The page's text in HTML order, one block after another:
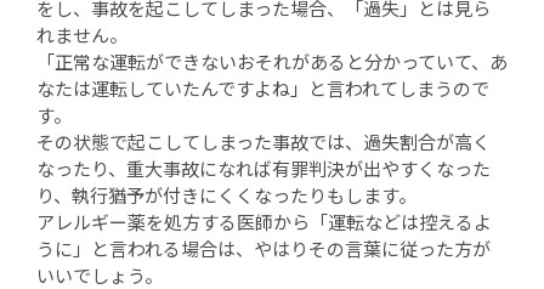
をし、事故を起こしてしまった場合、「過失」とは見ら
れません。
「正常な運転ができないおそれがあると分かっていて、あ
なたは運転していたんですよね」と言われてしまうので
す。
その状態で起こしてしまった事故では、過失割合が高く
なったり、重大事故になれば有罪判決が出やすくなった
り、執行猶予が付きにくくなったりもします。
アレルギー薬を処方する医師から「運転などは控えるよ
うに」と言われる場合は、やはりその言葉に従った方が
いいでしょう。